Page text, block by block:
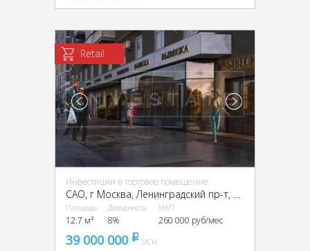
Retail
Инвестиции в торговое помещение
CАО, г Москва, Ленинградский пр-т, 33, корп. 3
Площадь
12.7 м²
Доходность
8%
МАП
260 000 руб/мес
39 000 000 pуб
УСН